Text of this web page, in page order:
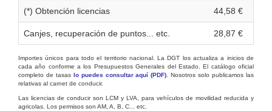
(*) Obtención licencias 44,58 €
Canjes, recuperación de puntos... etc. 28,87 €
Importes únicos para todo el territorio nacional. La DGT los actualiza a inicios de
cada año conforme a los Presupuestos Generales del Estado. El catálogo oficial
completo de tasas lo puedes consultar aquí (PDF) . Nosotros solo publicamos las
relativas al carnet de conducir.
Las licencias de conducir son LCM y LVA, para vehículos de movilidad reducida y
agricolas. Los permisos son AM, A, B, C... etc.